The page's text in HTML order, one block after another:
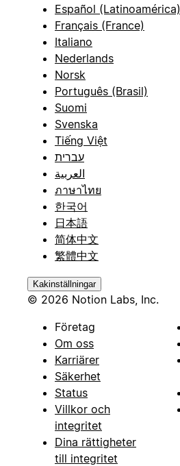
Español (Latinoamérica)
Français (France)
Italiano
Nederlands
Norsk
Português (Brasil)
Suomi
Svenska
Tiếng Việt
עברית
العربية
ภาษาไทย
한국어
日本語
简体中文
繁體中文
Kakinställningar
© 2026 Notion Labs, Inc.
Företag
Om oss
Karriärer
Säkerhet
Status
Villkor och
integritet
Dina rättigheter
till integritet